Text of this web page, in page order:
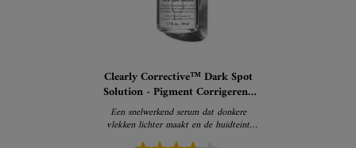
Clearly Corrective™ Dark Spot
Solution - Pigment Corrigerend
Serum
Een snelwerkend serum dat donkere
vlekken lichter maakt en de huidteint
zichtbaar helderder maakt